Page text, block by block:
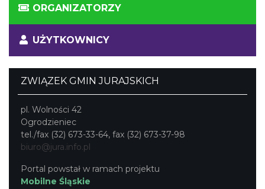
ORGANIZATORZY
UŻYTKOWNICY
ZWIĄZEK GMIN JURAJSKICH
pl. Wolności 42
Ogrodzieniec
tel./fax (32) 673-33-64, fax (32) 673-37-98
biuro@jura.info.pl
Portal powstał w ramach projektu
Mobilne Śląskie